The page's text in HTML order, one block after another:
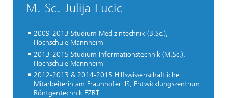
M. Sc. Julija Lucic
2009-2013 Studium Medizintechnik (B.Sc.),
Hochschule Mannheim
2013-2015 Studium Informationstechnik (M.Sc.),
Hochschule Mannheim
2012-2013 & 2014-2015 Hilfswissenschaftliche
Mitarbeiterin am Fraunhofer IIS, Entwicklungszentrum
Röntgentechnik EZRT